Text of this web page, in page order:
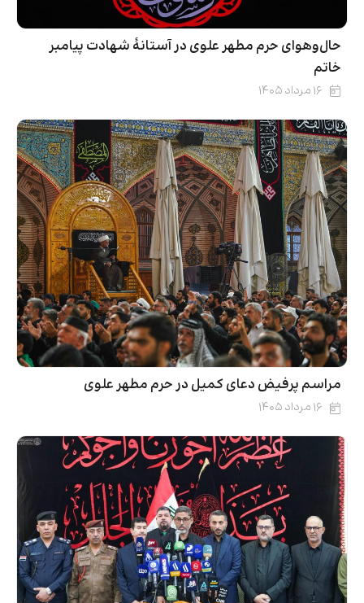
حال‌وهوای حرم مطهر علوی در آستانۀ شهادت پیامبر
خاتم
۱۶ مرداد ۱۴۰۵
مراسم پرفیض دعای کمیل در حرم مطهر علوی
۱۶ مرداد ۱۴۰۵